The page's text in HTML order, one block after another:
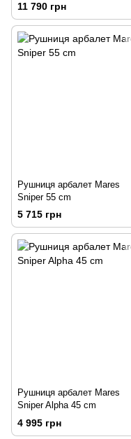
11 790 грн
Рушниця арбалет Mares
Sniper 55 сm
5 715 грн
Рушниця арбалет Mares
Sniper Alpha 45 сm
4 995 грн